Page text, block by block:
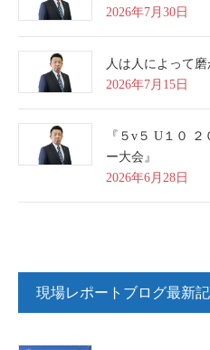
2026年7月30日
人は人によって磨
2026年7月15日
『５v５ U１０
ー大会』
2026年6月28日
現場レポートブログ最新